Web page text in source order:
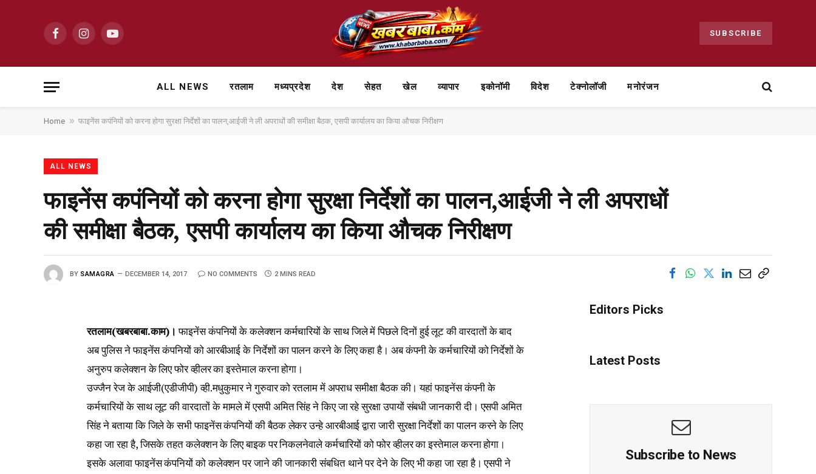
FacebookInstagramYouTube SUBSCRIBE
ALL NEWS रतलाम मध्यप्रदेश देश सेहत खेल व्यापार ⁠इकोनॉमी विदेश टेक्नोलॉजी मनोरंजन
Home » फाइनेंस कपंनियों को करना होगा सुरक्षा निर्देशों का पालन,आईजी ने ली अपराधों की समीक्षा बैठक, एसपी कार्यालय का किया औचक निरीक्षण
ALL NEWS
फाइनेंस कपंनियों को करना होगा सुरक्षा निर्देशों का पालन,आईजी ने ली अपराधों
की समीक्षा बैठक, एसपी कार्यालय का किया औचक निरीक्षण
BY SAMAGRA DECEMBER 14, 2017 NO COMMENTS 2 MINS READ
रतलाम(खबरबाबा.काम)। फाइनेंस कंपनियों के कलेक्शन कर्मचारियों के साथ जिले में पिछले दिनों हुई लूट की वारदातों के बाद
अब पुलिस ने फाइनेंस कंपनियों को आरबीआई के निर्देशों का पालन करने के लिए कहा है। अब कंपनी के कर्मचारियों को निर्देशों के
अनुरुप कलेक्शन के लिए फोर व्हीलर का इस्तेमाल करना होगा।
उज्जैन रेज के आईजी(एडीजीपी) व्ही.मधुकुमार ने गुरुवार को रतलाम में अपराध समीक्षा बैठक की। यहां फाइनेंस कंपनी के
कर्मचारियों के साथ लूट की वारदातों के मामले में एसपी अमित सिंह ने किए जा रहे सुरक्षा उपायों संबधी जानकारी दी। एसपी अमित
सिंह ने बताया कि जिले के सभी फाइनेंस कंपनियों की बैठक लेकर उन्हे आरबीआई द्वारा जारी सुरक्षा निर्देशों का पालन करने के लिए
कहा जा रहा है, जिसके तहत कलेक्शन के लिए बाइक पर निकलनेवाले कर्मचारियों को फोर व्हीलर का इस्तेमाल करना होगा।
इसके अलावा फाइनेंस कंपनियों को कलेक्शन पर जाने की जानकारी संबधित थाने पर देने के लिए भी कहा जा रहा है। एसपी ने
Editors Picks
Latest Posts
Subscribe to News